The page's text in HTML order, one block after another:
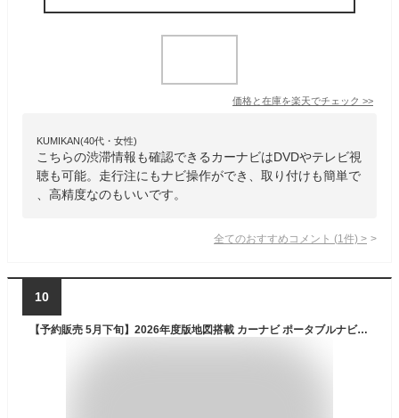
価格と在庫を楽天でチェック >>
KUMIKAN(40代・女性)
こちらの渋滞情報も確認できるカーナビはDVDやテレビ視
聴も可能。走行注にもナビ操作ができ、取り付けも簡単で
、高精度なのもいいです。
全てのおすすめコメント (1 件) >
10
【予約販売 5月下旬】2026年度版地図搭載 カーナビ ポータブルナビ 7インチ るるぶ12V/24V対応 カーナビゲーション タッチパネル